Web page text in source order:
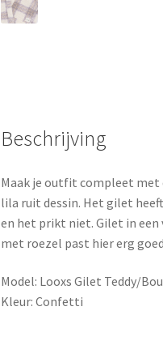
Beschrijving
Maak je outfit compleet
lila ruit dessin. Het gilet
en het prikt niet. Gilet in een
met roezel past hier erg
Model: Looxs Gilet Teddy/
Kleur: Confetti